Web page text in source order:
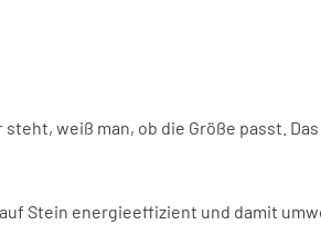
weiß man, ob die Größe passt.
Stein energieeffizient und damit